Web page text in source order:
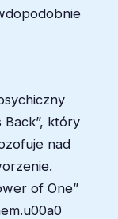
który
nad
of One”